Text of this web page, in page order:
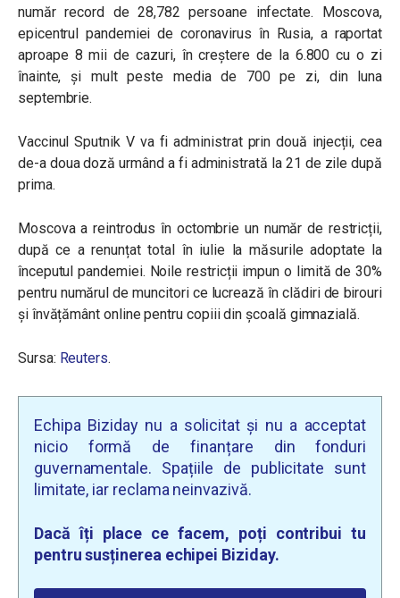
număr record de 28,782 persoane infectate. Moscova,
epicentrul pandemiei de coronavirus în Rusia, a raportat
aproape 8 mii de cazuri, în creștere de la 6.800 cu o zi
înainte, și mult peste media de 700 pe zi, din luna
septembrie.
Vaccinul Sputnik V va fi administrat prin două injecții, cea
de-a doua doză urmând a fi administrată la 21 de zile după
prima.
Moscova a reintrodus în octombrie un număr de restricții,
după ce a renunțat total în iulie la măsurile adoptate la
începutul pandemiei. Noile restricții impun o limită de 30%
pentru numărul de muncitori ce lucrează în clădiri de birouri
și învățământ online pentru copiii din școală gimnazială.
Sursa: Reuters.
Echipa Biziday nu a solicitat și nu a acceptat
nicio formă de finanțare din fonduri
guvernamentale. Spațiile de publicitate sunt
limitate, iar reclama neinvazivă.
Dacă îți place ce facem, poți contribui tu
pentru susținerea echipei Biziday.